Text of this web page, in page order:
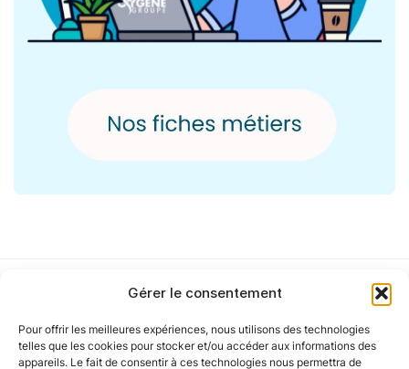
Gérer le consentement
Pour offrir les meilleures expériences, nous utilisons des technologies
telles que les cookies pour stocker et/ou accéder aux informations des
appareils. Le fait de consentir à ces technologies nous permettra de
Notre politique